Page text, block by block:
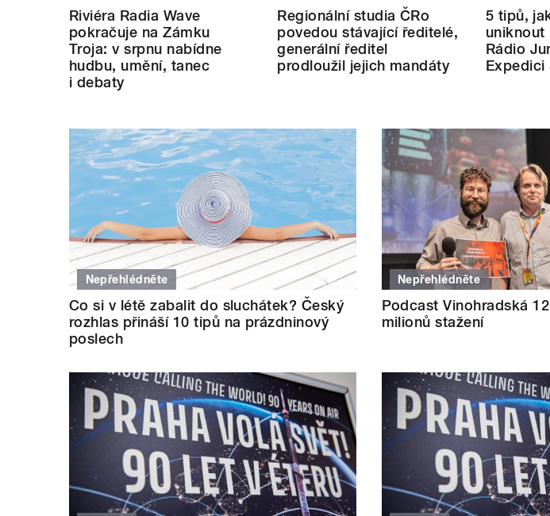
Riviéra Radia Wave
pokračuje na Zámku
Troja: v srpnu nabídne
hudbu, umění, tanec
i debaty
Regionální studia ČRo
povedou stávající ředitelé,
generální ředitel
prodloužil jejich mandáty
5 tipů,
uniknout
Rádio
Expedici
Nepřehlédněte
Co si v létě zabalit do sluchátek? Český
rozhlas přináší 10 tipů na prázdninový
poslech
Nepřehlédněte
Podcast Vinohradská
milionů stažení